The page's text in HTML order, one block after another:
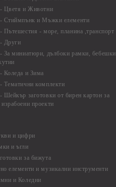
- Цветя и Животни
- Стиймпънк и Мъжки елементи
Пътешестия - море, планина ,транспорт
Други
- За миниатюри, дълбоки рамки, бебешки
Коледа и Зима
Тематични комплекти
Шейкър заготовки от бирен картон за
проекти
и цифри
и ъгли
за бижута
елементи и музикални инструменти
и Коледни